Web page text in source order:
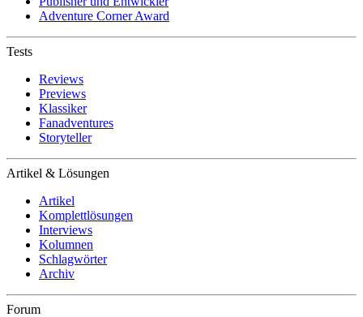
Adventure Corner Award
Tests
Reviews
Previews
Klassiker
Fanadventures
Storyteller
Artikel & Lösungen
Artikel
Komplettlösungen
Interviews
Kolumnen
Schlagwörter
Archiv
Forum